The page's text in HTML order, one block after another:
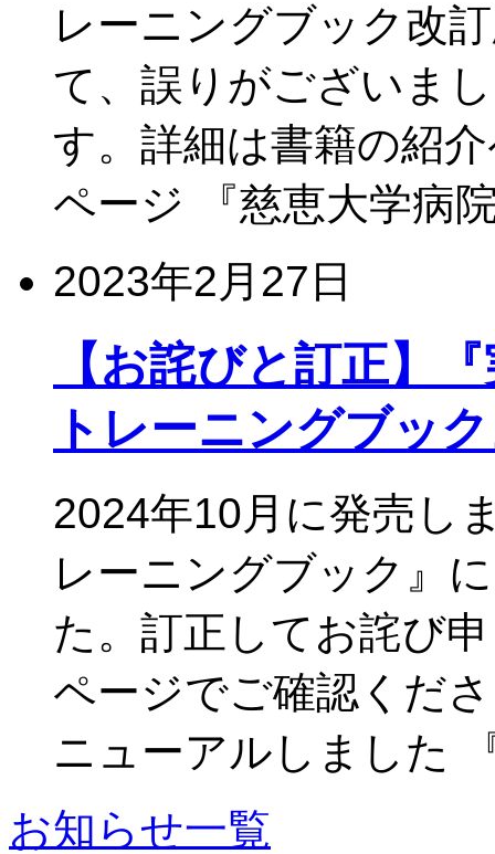
レーニングブック改
て、誤りがございま
す。詳細は書籍の紹
ページ 『慈恵大学病
2023年2月27日
【お詫びと訂正】
トレーニングブッ
2024年10月に発売し
レーニングブック』
た。訂正してお詫び
ページでご確認くだ
ニューアルしました
お知らせ一覧